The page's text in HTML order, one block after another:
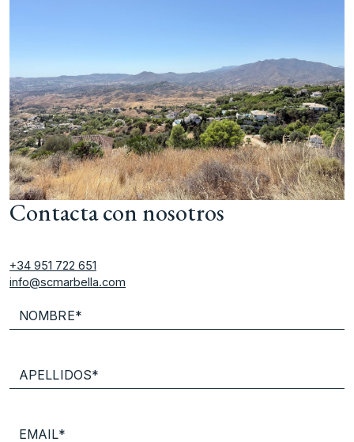
Contacta con nosotros
+34 951 722 651
info@scmarbella.com